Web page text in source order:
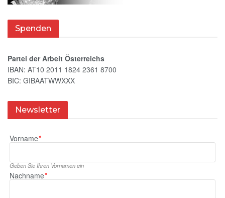
Spenden
Partei der Arbeit Österreichs
IBAN: AT10 2011 1824 2361 8700
BIC: GIBAATWWXXX
Newsletter
Vorname*
Geben Sie Ihren Vornamen ein
Nachname*